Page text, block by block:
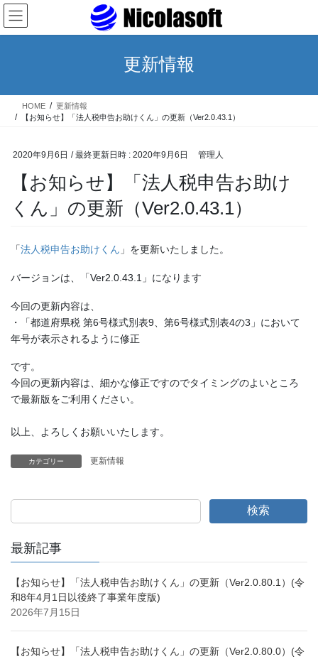
コ
ン
テ
ス
ナ
ビ
ゲ
ン
更新情報
HOME
更新情報
【お知らせ】「法人税申告お助けくん」の更新（Ver2.0.43.1）
2020年9月6日 / 最終更新日時 : 2020年9月6日 管理人
【お知らせ】「法人税申告お助け
くん」の更新（Ver2.0.43.1）
「法人税申告お助けくん 」を更新いたしました。
バージョンは、「Ver2.0.43.1」になります
今回の更新内容は、
・「都道府県税 第6号様式別表9、第6号様式別表4の3」において
年号が表示されるように修正
です。
今回の更新内容は、細かな修正ですのでタイミングのよいところ
で最新版をご利用ください。
以上、よろしくお願いいたします。
カテゴリー 更新情報
検索
最新記事
【お知らせ】「法人税申告お助けくん」の更新（Ver2.0.80.1）(令
和8年4月1日以後終了事業年度版)
2026年7月15日
【お知らせ】「法人税申告お助けくん」の更新（Ver2.0.80.0）(令